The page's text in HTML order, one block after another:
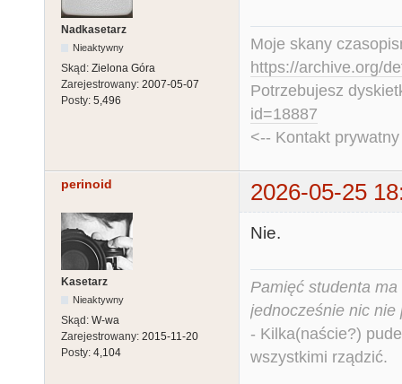
Nadkasetarz
Nieaktywny
Skąd: Zielona Góra
Zarejestrowany: 2007-05-07
Posty: 5,496
Moje skany
https://archive.org/
Potrzebujesz
id=18887
<-- Kontakt
perinoid 2026-05-25
Kasetarz
Nieaktywny
Skąd: W-wa
Zarejestrowany: 2015-11-20
Posty: 4,104
Nie.
Pamięć studenta
jednocześnie nic nie
- Kilka(naście?)
wszystkimi rządzić.